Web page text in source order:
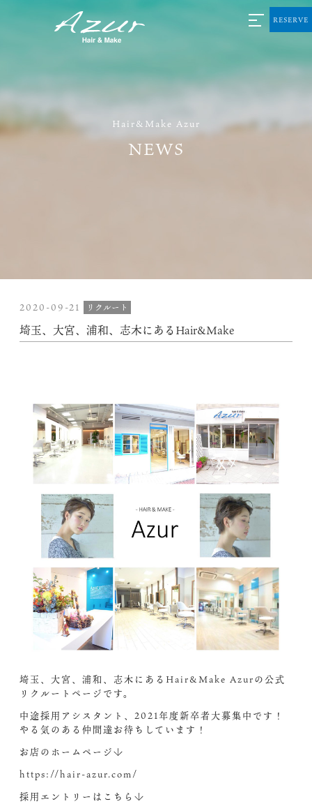
Hair&Make Azur
NEWS
RESERVE
2020-09-21 リクルート
埼玉、大宮、浦和、志木にあるHair&Make
埼玉、大宮、浦和、志木にあるHair&Make Azurの公式
リクルートページです。
中途採用アシスタント、2021年度新卒者大募集中です！
やる気のある仲間達お待ちしています！
お店のホームページ↓
https://hair-azur.com/
採用エントリーはこちら↓